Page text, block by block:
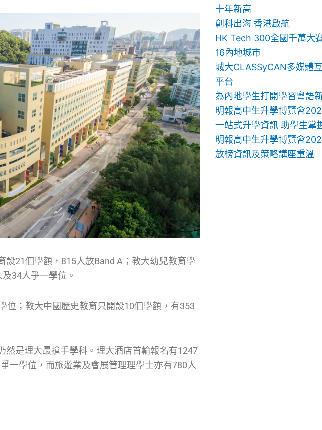
21個學額，815人放Band A；教大幼兒教育學
34人爭一學位。
位；教大中國歷史教育只開設10個學額，有353
是理大最搶手學科。理大酒店首輪報名有1247
一學位，而旅遊業及會展管理理學士亦有780人
十年新高
創科出海 香港啟航
HK Tech 300全國千萬大
16內地城市
城大CLASSyCAN多媒體
平台
為內地學生打開學習粵語
明報高中生升學博覽會
一站式升學資訊 助學生掌
明報高中生升學博覽會
放榜資訊及策略講座重溫